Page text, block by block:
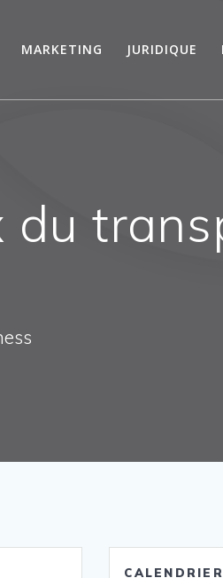
MARKETING JURIDIQUE
du
CALENDRIER